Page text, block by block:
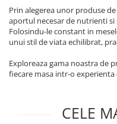
Detergenti universali
Solutii dezinfectante
Servetele umede
Solutie curatat mobila
Stergatoare geam
Solare
Produse autobronzante
Produse cu protectie
Igiena dentara
Pasta de dinti
Prin alegerea unor produse
aportul necesar de nutrienti
Folosindu-le constant in
unui stil de viata echilibrat,
Exploreaza gama noastra de
fiecare masa intr-o
CELE